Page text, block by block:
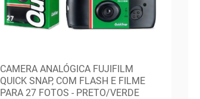
CAMERA ANALÓGICA FUJIFILM
QUICK SNAP, COM FLASH E FILME
PARA 27 FOTOS - PRETO/VERDE